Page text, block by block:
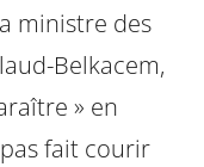
ministre des
Belkacem,
» en
pas fait courir